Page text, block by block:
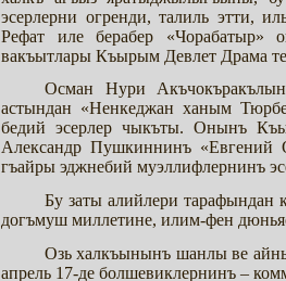
эсерлерни огренди, талиль этти,
Рефат иле берабер
вакъытлары Къырым Девлет Драма
Осман Нури
астындан «Ненкеджан ханым
бедий эсерлер чыкъты. Онынъ
Александр Пушкиннинъ «Евгений
гъайры эджнебий муэллифлернинъ
Бу заты алийлери тарафындан
догъмуш миллетине, илим-фен
Озь халкъынынъ шанлы ве
апрель 17-де болшевиклернинъ –